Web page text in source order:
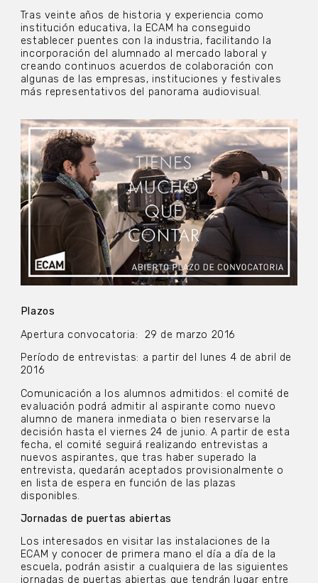
Tras veinte años de historia y experiencia como
institución educativa, la ECAM ha conseguido
establecer puentes con la industria, facilitando la
incorporación del alumnado al mercado laboral y
creando continuos acuerdos de colaboración con
algunas de las empresas, instituciones y festivales
más representativos del panorama audiovisual.
Plazos
Apertura convocatoria:
29 de marzo 2016
Período de entrevistas: a partir del lunes 4 de abril de
2016
Comunicación a los alumnos admitidos: el comité de
evaluación podrá admitir al aspirante como nuevo
alumno de manera inmediata o bien reservarse la
decisión hasta el viernes 24 de junio. A partir de esta
fecha, el comité seguirá realizando entrevistas a
nuevos aspirantes, que tras haber superado la
entrevista, quedarán aceptados provisionalmente o
en lista de espera en función de las plazas
disponibles.
Jornadas de puertas abiertas
Los interesados en visitar las instalaciones de la
ECAM y conocer de primera mano el día a día de la
escuela, podrán asistir a cualquiera de las siguientes
jornadas de puertas abiertas que tendrán lugar entre